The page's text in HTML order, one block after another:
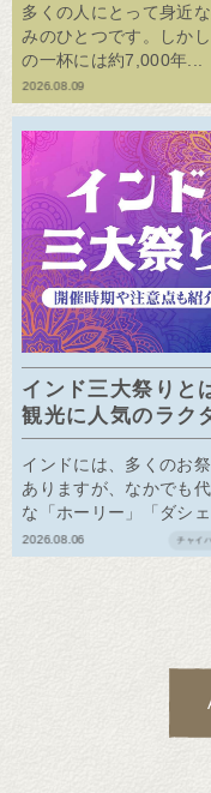
多くの人にとって身近
みのひとつです。しか
の一杯には約7,000年...
2026.08.09
インド三大祭りと
観光に人気のラク
インドには、多くのお
ありますが、なかでも
な「ホーリー」「ダシ
2026.08.06 チャイ